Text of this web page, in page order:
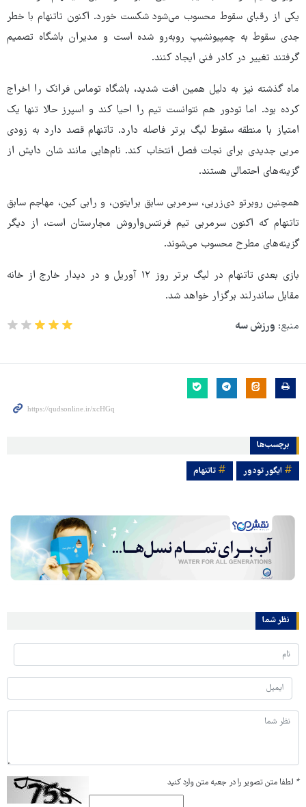
یکی از رقبای سقوط محسوب می‌شود شکست خورد. اکنون تاتنهام با خطر
جدی سقوط به چمپیونشیپ روبه‌رو شده است و مدیران باشگاه تصمیم
گرفتند تغییر در کادر فنی ایجاد کنند.
ماه گذشته نیز به دلیل همین افت شدید، باشگاه توماس فرانک را اخراج
کرده بود. اما تودور هم نتوانست تیم را احیا کند و اسپرز حالا تنها یک
امتیاز با منطقه سقوط لیگ برتر فاصله دارد. تاتنهام قصد دارد به زودی
مربی جدیدی برای نجات فصل انتخاب کند. نام‌هایی مانند شان دایش از
گزینه‌های احتمالی هستند.
همچنین روبرتو دی‌زربی، سرمربی سابق برایتون، و رابی کین، مهاجم سابق
تاتنهام که اکنون سرمربی تیم فرنتس‌واروش مجارستان است، از دیگر
گزینه‌های مطرح محسوب می‌شوند.
بازی بعدی تاتنهام در لیگ برتر روز ۱۲ آوریل و در دیدار خارج از خانه
مقابل ساندرلند برگزار خواهد شد.
منبع: ورزش سه
برچسب‌ها
ایگور تودور تاتنهام
نظر شما
* لطفا متن تصویر را در جعبه متن وارد کنید